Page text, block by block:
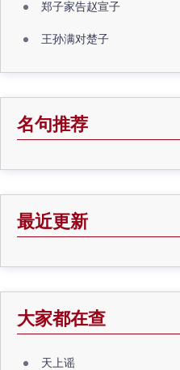
郑子家告赵宣子
王孙满对楚子
名句推荐
最近更新
大家都在查
天上谣